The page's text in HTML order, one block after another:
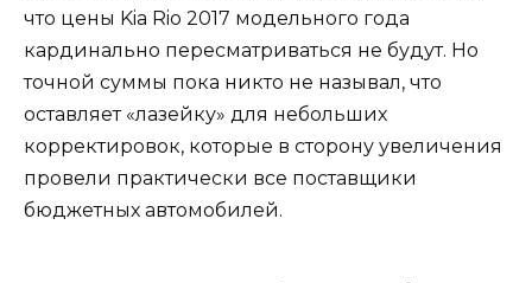
что цены Kia Rio 2017 модельного года
кардинально пересматриваться не будут. Но
точной суммы пока никто не называл, что
оставляет «лазейку» для небольших
корректировок, которые в сторону увеличения
провели практически все поставщики
бюджетных автомобилей.